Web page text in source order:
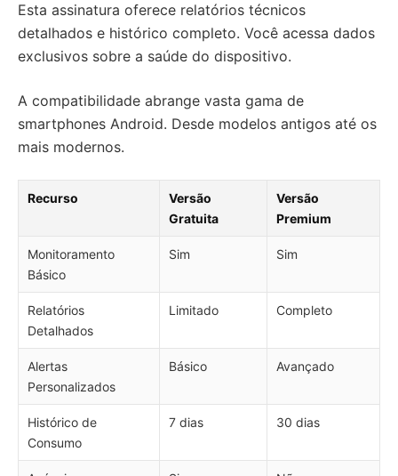
Esta assinatura oferece relatórios técnicos
detalhados e histórico completo. Você acessa dados
exclusivos sobre a saúde do dispositivo.
A compatibilidade abrange vasta gama de
smartphones Android. Desde modelos antigos até os
mais modernos.
Recurso
Versão
Gratuita
Versão
Premium
Monitoramento
Básico
Sim Sim
Relatórios
Detalhados
Limitado Completo
Alertas
Personalizados
Básico Avançado
Histórico de
Consumo
7 dias 30 dias